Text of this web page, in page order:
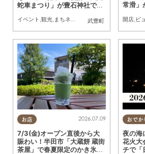
武豊町
蛇車まつり」が豊石神社で7/
イベント ,観光, まちネタ 季節ネタ,親子 家族,カッ
常滑」
開店, ビ
お店 2026.07.09
7/3(金)オープン直後から大
賑わい！半田市「大蔵餅 蔵街
茶屋」で春夏限定のかき氷を
おでか
夜の海
花火大
チで「